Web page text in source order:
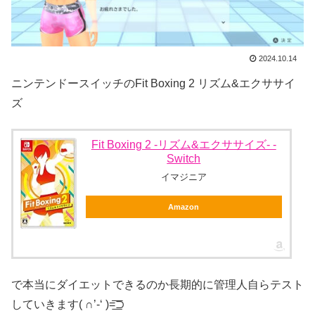
2024.10.14
ニンテンドースイッチのFit Boxing 2 リズム&エクササイ
ズ
Fit Boxing 2 -リズム&エクササイズ- -
Switch
イマジニア
Amazon
で本当にダイエットできるのか長期的に管理人自らテスト
していきます( ∩’-‘ )=͟͟͞͞⊃